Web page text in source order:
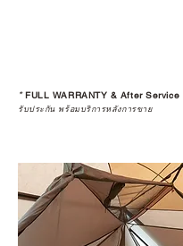
*FULL WARRANTY & After Service
รับประกัน พร้อมบริการหลังการขาย